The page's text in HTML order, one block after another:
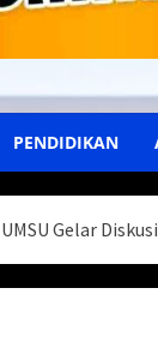
PENDIDIKAN
Gelar